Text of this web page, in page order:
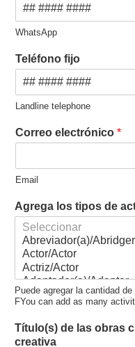
u
p
n
WhatsApp
Teléfono fijo
Landline telephone
Correo electrónico *
Email
Agrega los tipos de
Puede agregar la cantidad
FYou can add as many
Título(s) de las obras
creativa